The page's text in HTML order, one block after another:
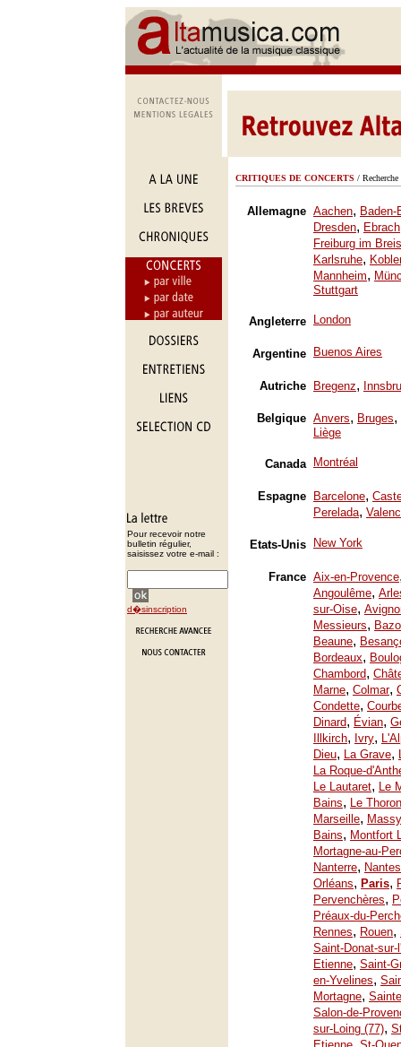
Pour recevoir notre
bulletin régulier,
saisissez votre e-mail :
d�sinscription
CRITIQUES DE CONCERTS /
Allemagne Aachen, Baden-
Dresden, Ebrach
Freiburg im
Karlsruhe,
Mannheim,
Stuttgart
Angleterre London
Argentine Buenos Aires
Autriche Bregenz,
Belgique Anvers, Bruges,
Liège
Canada Montréal
Espagne Barcelone,
Perelada,
Etats-Unis New York
France Aix-en-Provence
Angoulême,
sur-Oise,
Messieurs,
Beaune,
Bordeaux,
Chambord,
Marne, Colmar,
Condette,
Dinard, Évian,
Illkirch, Ivry,
Dieu, La Grave,
La Roque-
Le Lautaret, Le
Bains, Le
Marseille, Massy
Bains, Montfort
Mortagne-au-
Nanterre, Nantes
Orléans, Paris,
Pervenchères,
Préaux-du-
Rennes, Rouen,
Saint-Donat-sur-
Etienne, Saint-
en-Yvelines,
Mortagne,
Salon-de-
sur-Loing (77),
,